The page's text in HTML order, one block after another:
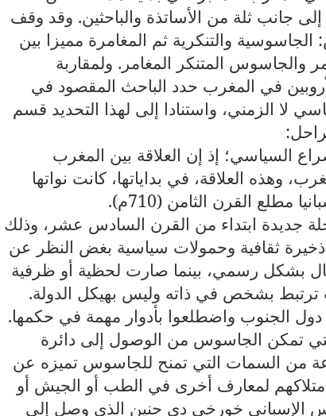
جانب ثلة من الأساتذة والباحثين. وقد وقف
والتنكرية ثم المغامرة مميزا بين
والجاسوس المتنكر المغامر. ولمقاربة
في المغرب حدد الباحث المقصود في
لا الزمني، واستنادا إلى لهذا التحديد قسم
السياسي؛ إذ إن العلاقة بين المغرب
وهذه العلاقة، في بداياتها، كانت نواتها
القرن الثامن (710م).
جديدة ابتداء من القرن السادس عشر، وذلك
ثقافية وحمولات سياسية بغض النظر عن
بشكل رسمي، بينما صارت لحظية أو ظرفية
بشخص في ذاته وليس بهيكل الدولة.
الجنوب واضطلعوا بأدوار مهمة في حكمها.
تمكن الجاسوس من الوصول إلى دائرة
من السمات التي تمنح للجاسوس تميزه عن
لمعارف أخرى في الطب أو الجيش أو
الإسباني خورخي دي حنين الذي وصل إلى